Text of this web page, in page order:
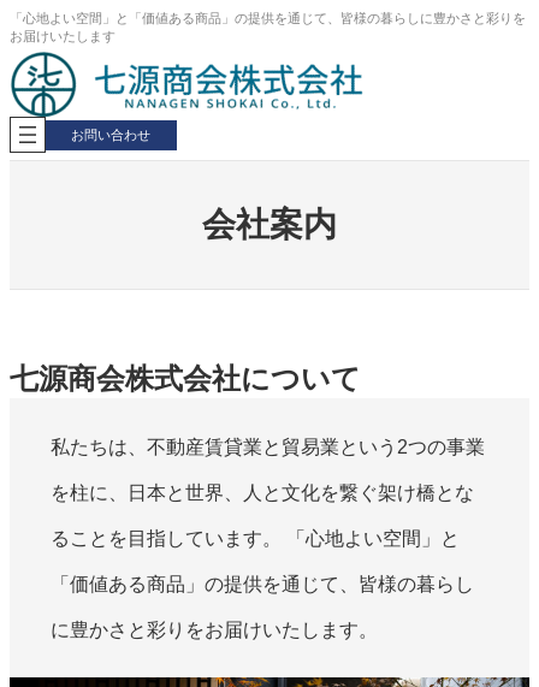
内
容
を
ス
キ
ッ
プ
「心地よい空間」と「価値ある商品」の提供を通じて、皆様の暮らしに豊かさと彩りを
お届けいたします
お問い合わせ
会社案内
七源商会株式会社について
私たちは、不動産賃貸業と貿易業という2つの事業
を柱に、日本と世界、人と文化を繋ぐ架け橋とな
ることを目指しています。 「心地よい空間」と
「価値ある商品」の提供を通じて、皆様の暮らし
に豊かさと彩りをお届けいたします。